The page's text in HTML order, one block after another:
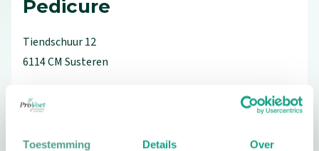
Toestemming Details Over
Pedicure
Tiendschuur12
6114 CM Susteren